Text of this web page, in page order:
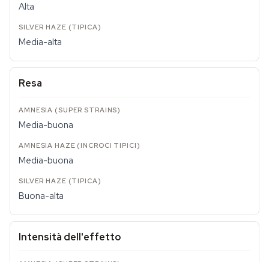
Alta
Media-alta
Resa
Media-buona
Media-buona
Buona-alta
Intensità dell'effetto